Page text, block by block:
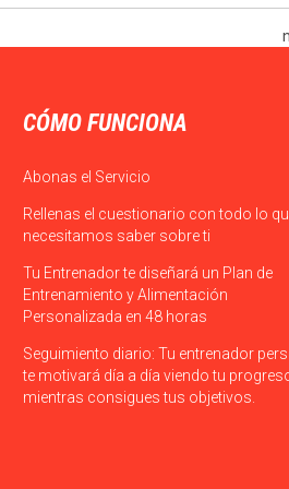
CÓMO FUNCIONA
Abonas el Servicio
Rellenas el cuestionario con todo lo
necesitamos saber sobre ti
Tu Entrenador te diseñará un Plan de
Entrenamiento y Alimentación
Personalizada en 48 horas
Seguimiento diario: Tu entrenador
te motivará día a día viendo tu
mientras consigues tus objetivos.